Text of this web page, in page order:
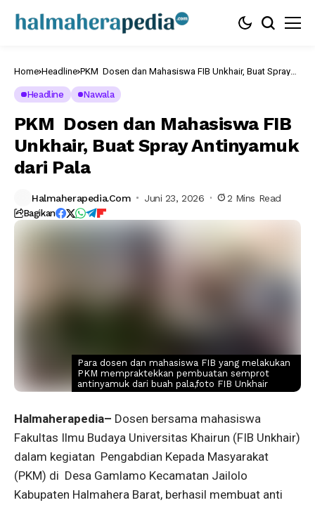
Home Headline PKM Dosen dan Mahasiswa FIB Unkhair, Buat Spray
Headline
Nawala
PKM Dosen dan Mahasiswa FIB
Unkhair, Buat Spray Antinyamuk
dari Pala
Halmaherapedia.com Juni 23, 2026 2 Mins Read
Bagikan
Para dosen dan mahasiswa FIB yang melakukan
PKM mempraktekkan pembuatan semprot
antinyamuk dari buah pala,foto FIB Unkhair
Halmaherapedia– Dosen bersama mahasiswa
Fakultas Ilmu Budaya Universitas Khairun (FIB Unkhair)
dalam kegiatan Pengabdian Kepada Masyarakat
(PKM) di Desa Gamlamo Kecamatan Jailolo
Kabupaten Halmahera Barat, berhasil membuat anti